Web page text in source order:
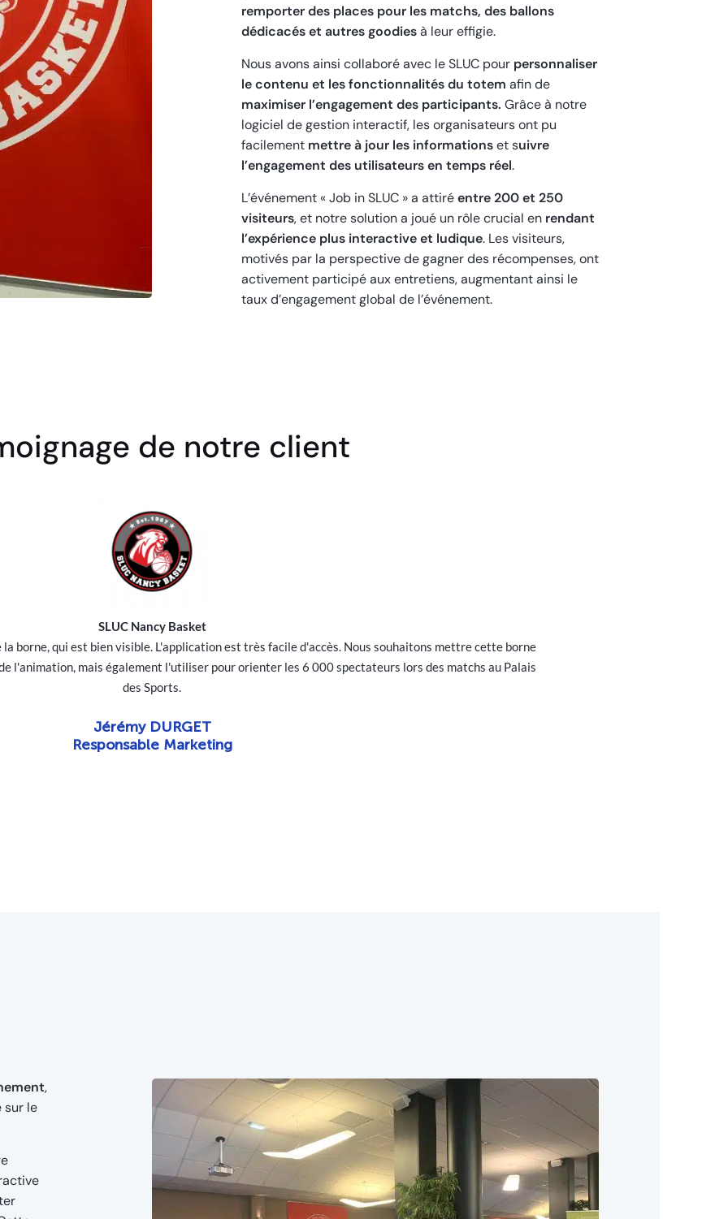
remporter des places pour les matchs, des ballons
dédicacés et autres goodiesà leur effigie.
Nous avons ainsi collaboré avec le SLUC pour personnaliser
le contenu et les fonctionnalités du totem afin de
maximiser l’engagement des participants. Grâce à notre
logiciel de gestion interactif, les organisateurs ont pu
facilement mettre à jour les informationset suivre
l’engagement des utilisateurs en temps réel.
L’événement « Job in SLUC » a attiréentre 200 et 250
visiteurs, et notre solution a joué un rôle crucial en rendant
l’expérience plus interactive et ludique. Les visiteurs,
motivés par la perspective de gagner des récompenses, ont
activement participé aux entretiens, augmentant ainsi le
taux d’engagement global de l’événement.
de notre client
SLUC Nancy Basket
borne, qui est bien visible. L'application est très facile d'accès. Nous souhaitons mettre cette borne
l'animation, mais également l'utiliser pour orienter les 6 000 spectateurs lors des matchs au Palais
des Sports.
Jérémy DURGET
Responsable Marketing
,
sur le